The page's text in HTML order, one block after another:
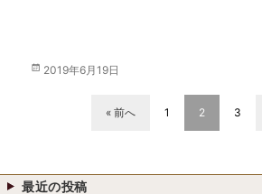
投
2019年6月19日
« 前へ 1 2 3
最近の投稿